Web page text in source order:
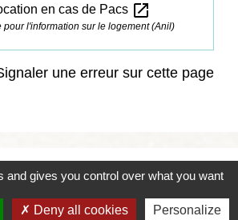
en cas de Pacs open_in_new
pour l'information sur le logement (Anil)
une erreur sur cette page
and gives you control over what you want
Deny all cookies Personalize